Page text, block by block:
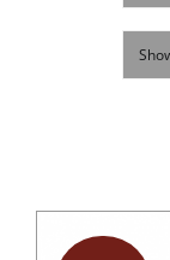
Fachbücher
Poster,